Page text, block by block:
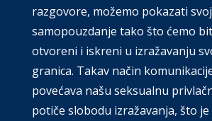
razgovore, možemo pokazati
samopouzdanje tako što ćemo
otvoreni i iskreni u izražavanju
granica. Takav način
povećava našu seksualnu
potiče slobodu izražavanja, što